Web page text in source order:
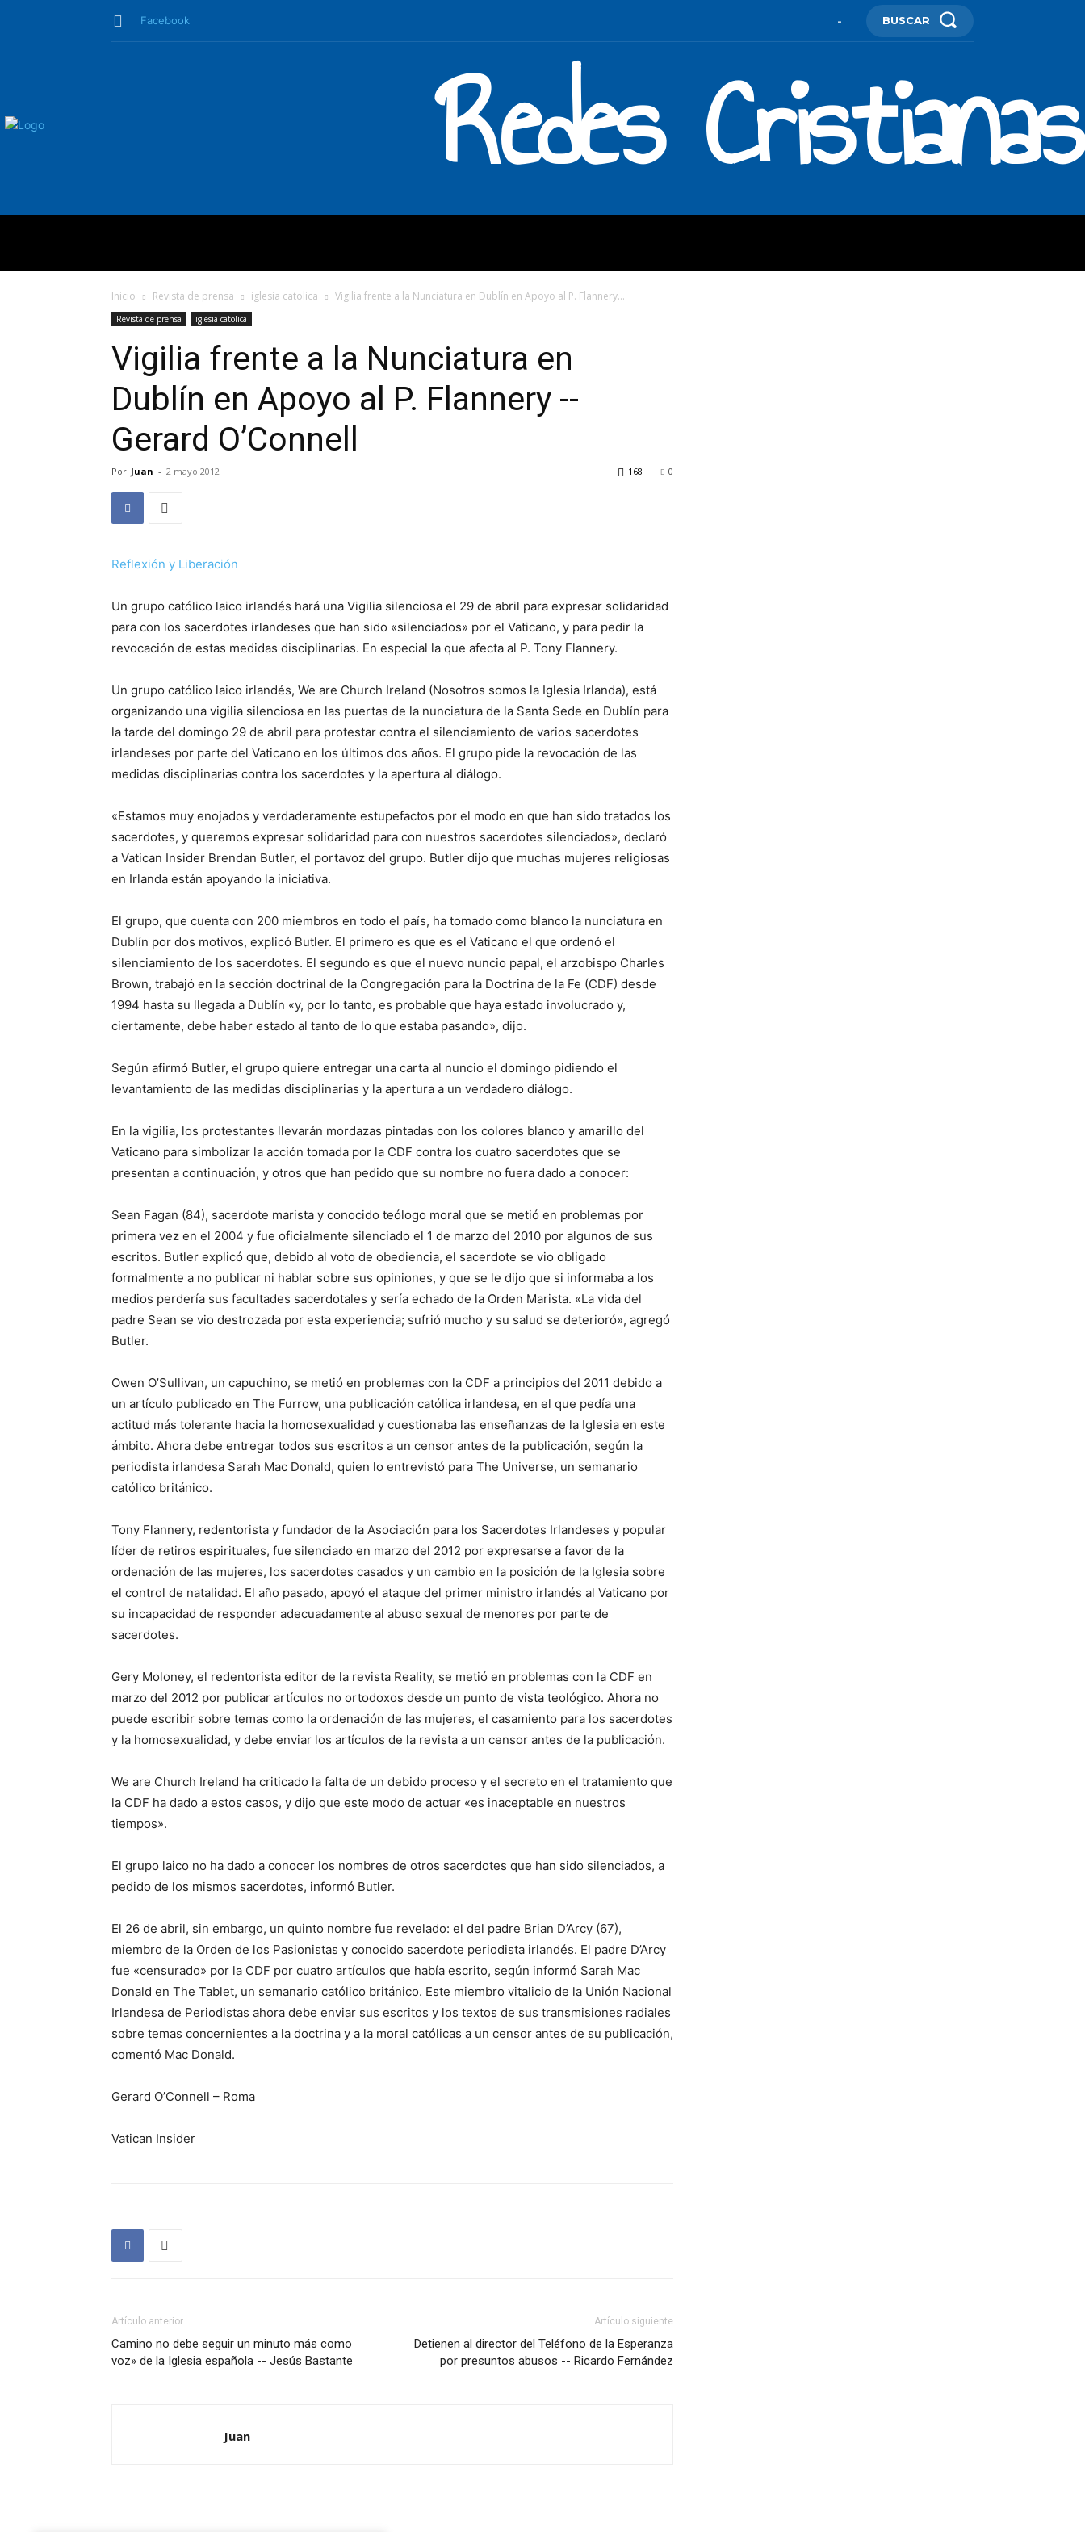
Facebook - BUSCAR
Redes Cristianas
Inicio Revista de prensa iglesia catolica Vigilia frente a la Nunciatura en Dublín en Apoyo al P. Flannery...
Revista de prensa iglesia catolica
Vigilia frente a la Nunciatura en
Dublín en Apoyo al P. Flannery --
Gerard O’Connell
Por Juan - 2 mayo 2012 0
168
Reflexión y Liberación
Un grupo católico laico irlandés hará una Vigilia silenciosa el 29 de abril para expresar solidaridad
para con los sacerdotes irlandeses que han sido «silenciados» por el Vaticano, y para pedir la
revocación de estas medidas disciplinarias. En especial la que afecta al P. Tony Flannery.
Un grupo católico laico irlandés, We are Church Ireland (Nosotros somos la Iglesia Irlanda), está
organizando una vigilia silenciosa en las puertas de la nunciatura de la Santa Sede en Dublín para
la tarde del domingo 29 de abril para protestar contra el silenciamiento de varios sacerdotes
irlandeses por parte del Vaticano en los últimos dos años. El grupo pide la revocación de las
medidas disciplinarias contra los sacerdotes y la apertura al diálogo.
«Estamos muy enojados y verdaderamente estupefactos por el modo en que han sido tratados los
sacerdotes, y queremos expresar solidaridad para con nuestros sacerdotes silenciados», declaró
a Vatican Insider Brendan Butler, el portavoz del grupo. Butler dijo que muchas mujeres religiosas
en Irlanda están apoyando la iniciativa.
El grupo, que cuenta con 200 miembros en todo el país, ha tomado como blanco la nunciatura en
Dublín por dos motivos, explicó Butler. El primero es que es el Vaticano el que ordenó el
silenciamiento de los sacerdotes. El segundo es que el nuevo nuncio papal, el arzobispo Charles
Brown, trabajó en la sección doctrinal de la Congregación para la Doctrina de la Fe (CDF) desde
1994 hasta su llegada a Dublín «y, por lo tanto, es probable que haya estado involucrado y,
ciertamente, debe haber estado al tanto de lo que estaba pasando», dijo.
Según afirmó Butler, el grupo quiere entregar una carta al nuncio el domingo pidiendo el
levantamiento de las medidas disciplinarias y la apertura a un verdadero diálogo.
En la vigilia, los protestantes llevarán mordazas pintadas con los colores blanco y amarillo del
Vaticano para simbolizar la acción tomada por la CDF contra los cuatro sacerdotes que se
presentan a continuación, y otros que han pedido que su nombre no fuera dado a conocer:
Sean Fagan (84), sacerdote marista y conocido teólogo moral que se metió en problemas por
primera vez en el 2004 y fue oficialmente silenciado el 1 de marzo del 2010 por algunos de sus
escritos. Butler explicó que, debido al voto de obediencia, el sacerdote se vio obligado
formalmente a no publicar ni hablar sobre sus opiniones, y que se le dijo que si informaba a los
medios perdería sus facultades sacerdotales y sería echado de la Orden Marista. «La vida del
padre Sean se vio destrozada por esta experiencia; sufrió mucho y su salud se deterioró», agregó
Butler.
Owen O’Sullivan, un capuchino, se metió en problemas con la CDF a principios del 2011 debido a
un artículo publicado en The Furrow, una publicación católica irlandesa, en el que pedía una
actitud más tolerante hacia la homosexualidad y cuestionaba las enseñanzas de la Iglesia en este
ámbito. Ahora debe entregar todos sus escritos a un censor antes de la publicación, según la
periodista irlandesa Sarah Mac Donald, quien lo entrevistó para The Universe, un semanario
católico británico.
Tony Flannery, redentorista y fundador de la Asociación para los Sacerdotes Irlandeses y popular
líder de retiros espirituales, fue silenciado en marzo del 2012 por expresarse a favor de la
ordenación de las mujeres, los sacerdotes casados y un cambio en la posición de la Iglesia sobre
el control de natalidad. El año pasado, apoyó el ataque del primer ministro irlandés al Vaticano por
su incapacidad de responder adecuadamente al abuso sexual de menores por parte de
sacerdotes.
Gery Moloney, el redentorista editor de la revista Reality, se metió en problemas con la CDF en
marzo del 2012 por publicar artículos no ortodoxos desde un punto de vista teológico. Ahora no
puede escribir sobre temas como la ordenación de las mujeres, el casamiento para los sacerdotes
y la homosexualidad, y debe enviar los artículos de la revista a un censor antes de la publicación.
We are Church Ireland ha criticado la falta de un debido proceso y el secreto en el tratamiento que
la CDF ha dado a estos casos, y dijo que este modo de actuar «es inaceptable en nuestros
tiempos».
El grupo laico no ha dado a conocer los nombres de otros sacerdotes que han sido silenciados, a
pedido de los mismos sacerdotes, informó Butler.
El 26 de abril, sin embargo, un quinto nombre fue revelado: el del padre Brian D’Arcy (67),
miembro de la Orden de los Pasionistas y conocido sacerdote periodista irlandés. El padre D’Arcy
fue «censurado» por la CDF por cuatro artículos que había escrito, según informó Sarah Mac
Donald en The Tablet, un semanario católico británico. Este miembro vitalicio de la Unión Nacional
Irlandesa de Periodistas ahora debe enviar sus escritos y los textos de sus transmisiones radiales
sobre temas concernientes a la doctrina y a la moral católicas a un censor antes de su publicación,
comentó Mac Donald.
Gerard O’Connell – Roma
Vatican Insider
Artículo anterior
Camino no debe seguir un minuto más como
voz» de la Iglesia española -- Jesús Bastante
Artículo siguiente
Detienen al director del Teléfono de la Esperanza
por presuntos abusos -- Ricardo Fernández
Juan